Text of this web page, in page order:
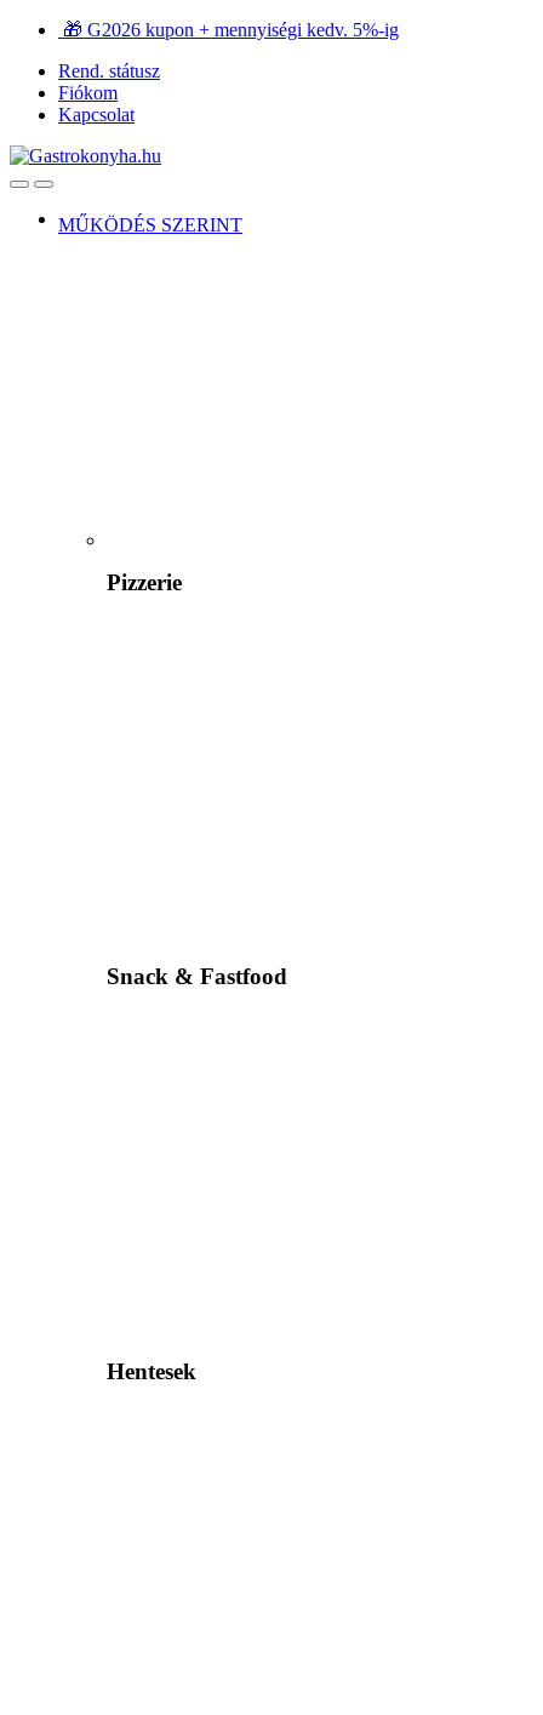
Ugrás
navigációhoz
Ugrás
tartalomra
🎁 G2026 kupon + mennyiségi kedv. 5%-ig
Rend. státusz
Fiókom
Kapcsolat
OpenClose
MŰKÖDÉS SZERINT
Pizzerie
Snack & Fastfood
Hentesek